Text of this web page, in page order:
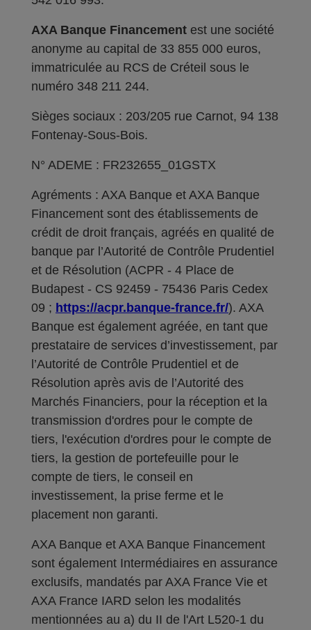
AXA Banque Financement est une société
anonyme au capital de 33 855 000 euros,
immatriculée au RCS de Créteil sous le
numéro 348 211 244.
Sièges sociaux : 203/205 rue Carnot, 94 138
Fontenay-Sous-Bois.
N° ADEME : FR232655_01GSTX
Agréments : AXA Banque et AXA Banque
Financement sont des établissements de
crédit de droit français, agréés en qualité de
banque par l’Autorité de Contrôle Prudentiel
et de Résolution (ACPR - 4 Place de
Budapest - CS 92459 - 75436 Paris Cedex
09 ; https://acpr.banque-france.fr/). AXA
Banque est également agréée, en tant que
prestataire de services d’investissement, par
l’Autorité de Contrôle Prudentiel et de
Résolution après avis de l’Autorité des
Marchés Financiers, pour la réception et la
transmission d'ordres pour le compte de
tiers, l'exécution d'ordres pour le compte de
tiers, la gestion de portefeuille pour le
compte de tiers, le conseil en
investissement, la prise ferme et le
placement non garanti.
AXA Banque et AXA Banque Financement
sont également Intermédiaires en assurance
exclusifs, mandatés par AXA France Vie et
AXA France IARD selon les modalités
mentionnées au a) du II de l'Art L520-1 du